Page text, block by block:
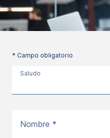
* Campo obligatorio
Saludo
Nombre *